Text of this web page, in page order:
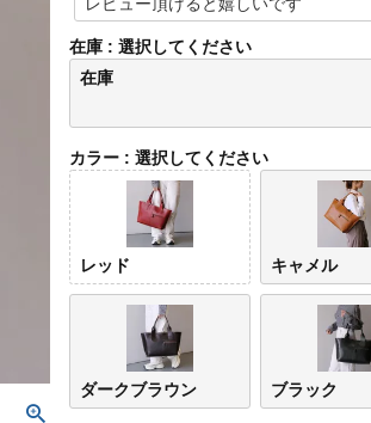
在庫
選択してください
在庫
カラー 選択してください
レッド キャメル
ダークブラウン ブラック